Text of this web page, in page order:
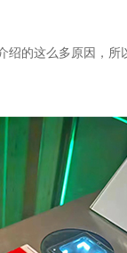
绍的这么多原因，